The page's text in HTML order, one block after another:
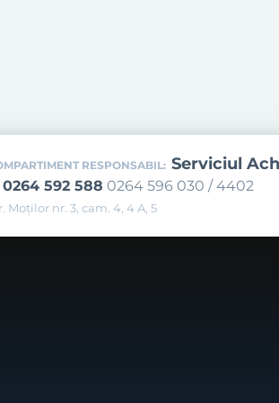
RESPONSABIL: Serviciul
0264 592 588 0264 596 030 / 4402
Moţilor nr. 3, cam. 4, 4 A, 5